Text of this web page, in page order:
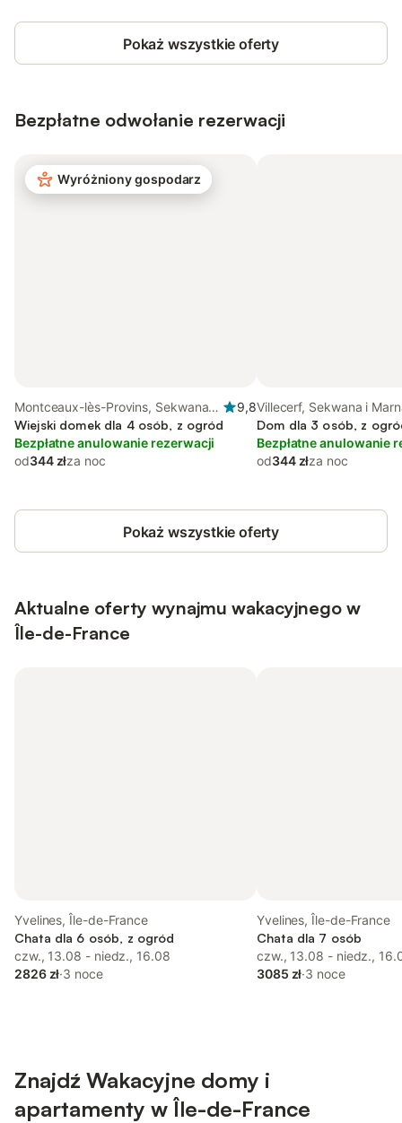
Pokaż wszystkie oferty
Bezpłatne odwołanie rezerwacji
Wyróżniony gospodarz
Montceaux-lès-Provins, Sekwana i
Marna
9,8
Wiejski domek dla 4 osób, z ogród
Bezpłatne anulowanie rezerwacji
od344 złza noc
Villecerf, Sekwana i
Dom dla 3 osób, z
Bezpłatne anulowanie
od344 złza noc
Pokaż wszystkie oferty
Aktualne oferty wynajmu wakacyjnego w
Île-de-France
Yvelines, Île-de-France
Chata dla 6 osób, z ogród
czw., 13.08 - niedz., 16.08
2826 zł·3 noce
Yvelines, Île-de-France
Chata dla 7 osób
czw., 13.08 - niedz.,
3085 zł·3 noce
Znajdź Wakacyjne domy i
apartamenty w Île-de-France